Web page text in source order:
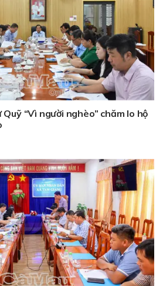
“Vì người nghèo” chăm lo hộ